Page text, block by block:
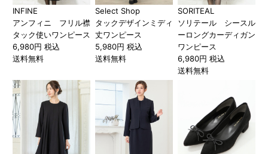
INFINE
アンフィニ フリル襟
タック使いワンピース
6,980円 税込
送料無料
Select Shop
タックデザインミディ
丈ワンピース
5,980円 税込
送料無料
SORITEAL
ソリテール シースル
ーロングカーディガン
ワンピース
6,980円 税込
送料無料